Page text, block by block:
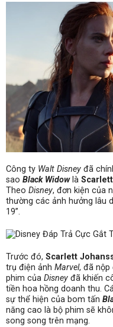
Công ty Walt Disney đã
sao Black Widowlà
Theo Disney, đơn kiện của
thường các ảnh hưởng lâu
19”.
Trước đó, Scarlett
trụ điện ảnh Marvel, đã nộp
phim của Disney đã khiến
tiền hoa hồng doanh thu.
sự thể hiện của bom tấn
năng cao là bộ phim sẽ
song song trên mạng.